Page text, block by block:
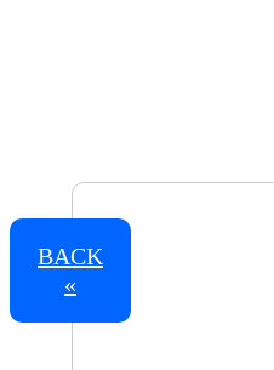
BACK
«